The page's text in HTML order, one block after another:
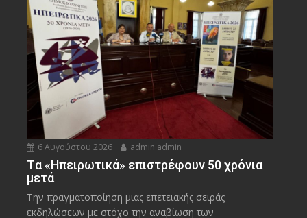
6 Αυγούστου 2026 admin admin
Tα «Ηπειρωτικά» επιστρέφουν 50 χρόνια
μετά
Την πραγματοποίηση μιας επετειακής σειράς
εκδηλώσεων με στόχο την αναβίωση των